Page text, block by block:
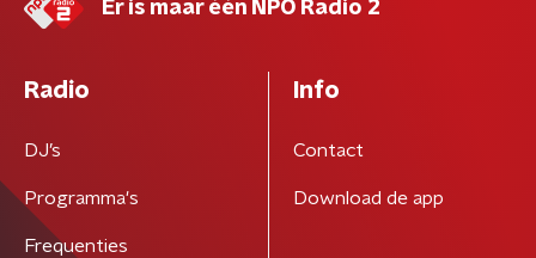
Er is maar één NPO Radio 2
Radio
DJ’s
Programma's
Frequenties
Info
Contact
Download de app